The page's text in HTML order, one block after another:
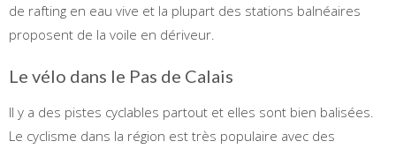
de rafting en eau vive et la plupart des stations balnéaires
proposent de la voile en dériveur.
Le vélo dans le Pas de Calais
Il y a des pistes cyclables partout et elles sont bien balisées.
Le cyclisme dans la région est très populaire avec des